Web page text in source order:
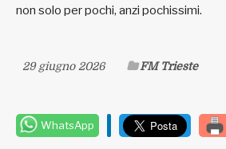
non solo per pochi, anzi pochissimi.
29 giugno 2026 FM Trieste
WhatsApp